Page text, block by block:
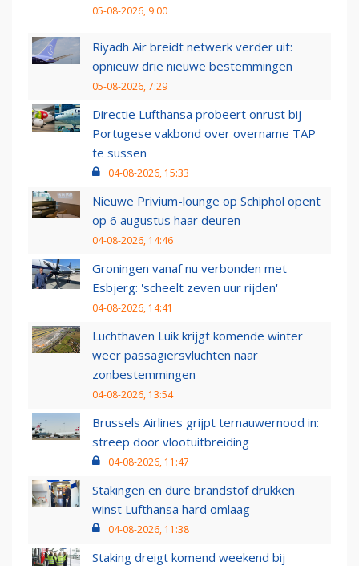
05-08-2026, 9:00
Riyadh Air breidt netwerk verder uit:
opnieuw drie nieuwe bestemmingen
05-08-2026, 7:29
Directie Lufthansa probeert onrust bij
Portugese vakbond over overname TAP
te sussen
04-08-2026, 15:33
Nieuwe Privium-lounge op Schiphol opent
op 6 augustus haar deuren
04-08-2026, 14:46
Groningen vanaf nu verbonden met
Esbjerg: 'scheelt zeven uur rijden'
04-08-2026, 14:41
Luchthaven Luik krijgt komende winter
weer passagiersvluchten naar
zonbestemmingen
04-08-2026, 13:54
Brussels Airlines grijpt ternauwernood in:
streep door vlootuitbreiding
04-08-2026, 11:47
Stakingen en dure brandstof drukken
winst Lufthansa hard omlaag
04-08-2026, 11:38
Staking dreigt komend weekend bij